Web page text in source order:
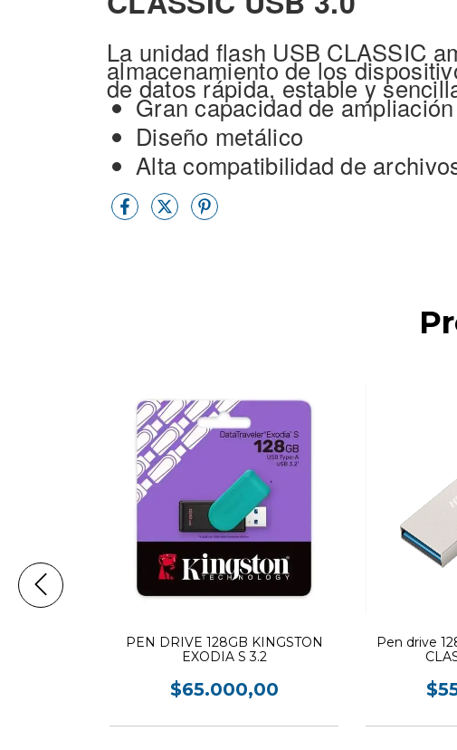
La unidad flash USB CLASSIC
almacenamiento de los
de datos rápida, estable y
Gran capacidad de ampliación
Diseño metálico
Alta compatibilidad de
Celular
PEN DRIVE 128GB KINGSTON
EXODIA S 3.2
$65.000,00
Pen drive